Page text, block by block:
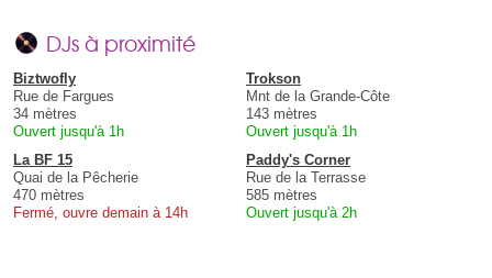
DJs à proximité
Biztwofly
Rue de Fargues
34 mètres
Ouvert jusqu'à 1h
Trokson
Mnt de la Grande-Côte
143 mètres
Ouvert jusqu'à 1h
La BF 15
Quai de la Pêcherie
470 mètres
Fermé, ouvre demain à 14h
Paddy's Corner
Rue de la Terrasse
585 mètres
Ouvert jusqu'à 2h